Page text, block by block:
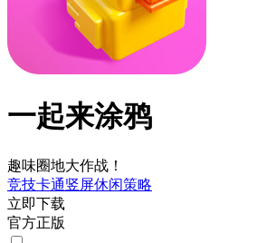
一起来涂鸦
趣味圈地大作战！
竞技卡通竖屏休闲策略
立即下载
官方正版